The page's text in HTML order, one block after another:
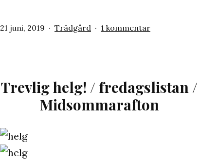
Publicerat
21 juni, 2019
Kategoriserat
Trädgård 1 kommentartill
Trevlig helg! / fredagslistan /
Midsommarafton